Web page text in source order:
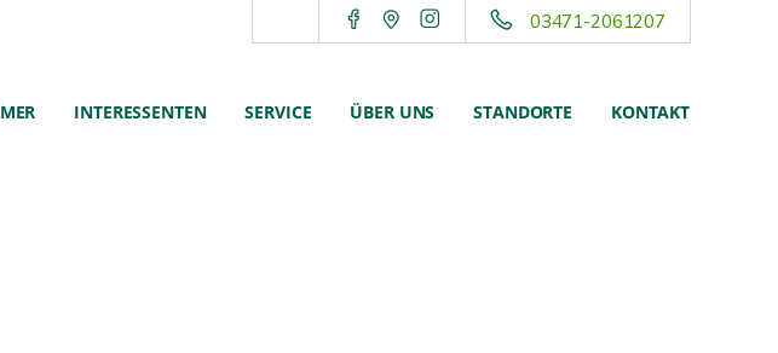
03471-2061207
INTERESSENTEN SERVICE ÜBER UNS STANDORTE KONTAKT